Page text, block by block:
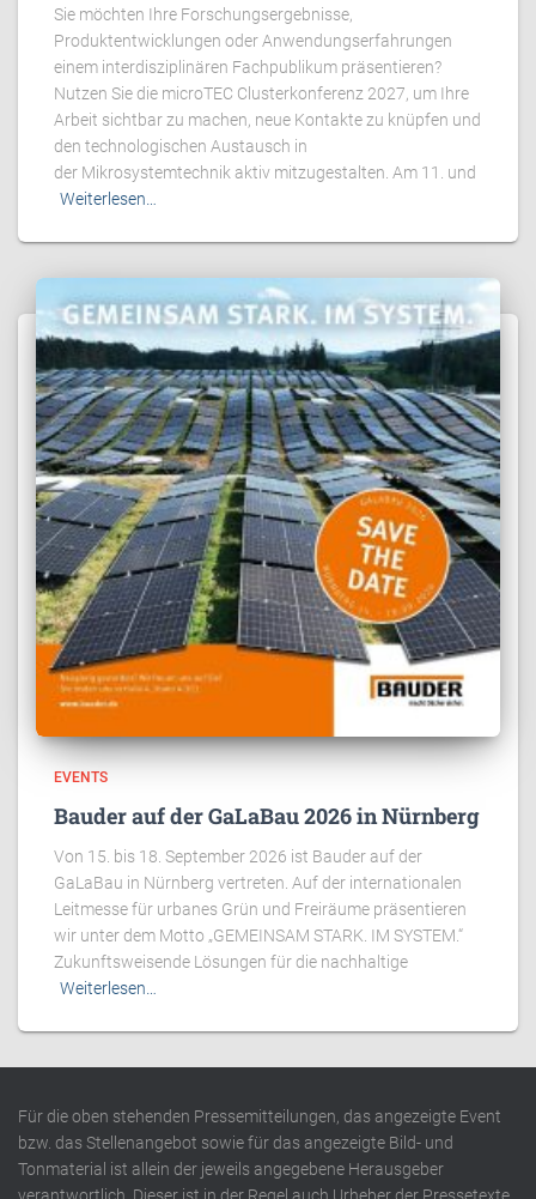
Sie möchten Ihre Forschungsergebnisse,
Produktentwicklungen oder Anwendungserfahrungen
einem interdisziplinären Fachpublikum präsentieren?
Nutzen Sie die microTEC Clusterkonferenz 2027, um Ihre
Arbeit sichtbar zu machen, neue Kontakte zu knüpfen und
den technologischen Austausch in
der Mikrosystemtechnik aktiv mitzugestalten. Am 11. und
Weiterlesen…
EVENTS
Bauder auf der GaLaBau 2026 in Nürnberg
Von 15. bis 18. September 2026 ist Bauder auf der
GaLaBau in Nürnberg vertreten. Auf der internationalen
Leitmesse für urbanes Grün und Freiräume präsentieren
wir unter dem Motto „GEMEINSAM STARK. IM SYSTEM.“
Zukunftsweisende Lösungen für die nachhaltige
Weiterlesen…
Für die oben stehenden Pressemitteilungen, das angezeigte Event
bzw. das Stellenangebot sowie für das angezeigte Bild- und
Tonmaterial ist allein der jeweils angegebene Herausgeber